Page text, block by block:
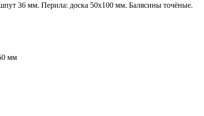
36 мм. Перила: доска 50х100 мм. Балясины точёные.
мм